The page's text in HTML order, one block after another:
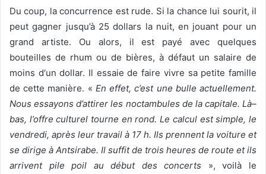
Du coup, la concurrence est rude. Si la chance lui sourit, il
peut gagner jusqu’à 25 dollars la nuit, en jouant pour un
grand artiste. Ou alors, il est payé avec quelques
bouteilles de rhum ou de bières, à défaut un salaire de
moins d‘un dollar. Il essaie de faire vivre sa petite famille
de cette manière. « En effet, c’est une bulle actuellement.
Nous essayons d’attirer les noctambules de la capitale. Là–
bas, l’offre culturel tourne en rond. Le calcul est simple, le
vendredi, après leur travail à 17 h. Ils prennent la voiture et
se dirige à Antsirabe. Il suffit de trois heures de route et ils
arrivent pile poil au début des concerts », voilà le